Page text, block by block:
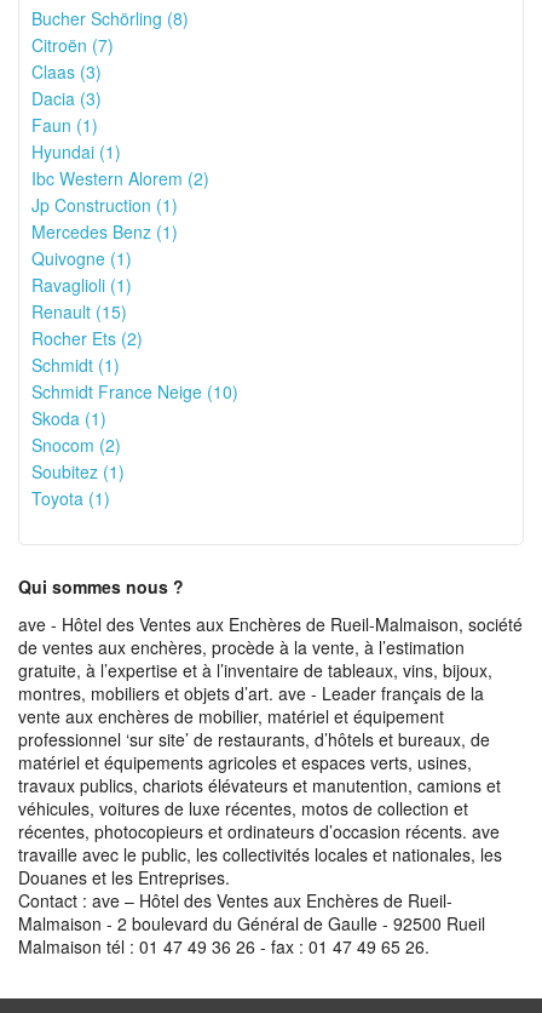
Bucher Schörling (8)
Citroën (7)
Claas (3)
Dacia (3)
Faun (1)
Hyundai (1)
Ibc Western Alorem (2)
Jp Construction (1)
Mercedes Benz (1)
Quivogne (1)
Ravaglioli (1)
Renault (15)
Rocher Ets (2)
Schmidt (1)
Schmidt France Neige (10)
Skoda (1)
Snocom (2)
Soubitez (1)
Toyota (1)
Qui sommes nous ?
ave - Hôtel des Ventes aux Enchères de Rueil-Malmaison, société
de ventes aux enchères, procède à la vente, à l’estimation
gratuite, à l’expertise et à l’inventaire de tableaux, vins, bijoux,
montres, mobiliers et objets d’art. ave - Leader français de la
vente aux enchères de mobilier, matériel et équipement
professionnel ‘sur site’ de restaurants, d’hôtels et bureaux, de
matériel et équipements agricoles et espaces verts, usines,
travaux publics, chariots élévateurs et manutention, camions et
véhicules, voitures de luxe récentes, motos de collection et
récentes, photocopieurs et ordinateurs d’occasion récents. ave
travaille avec le public, les collectivités locales et nationales, les
Douanes et les Entreprises.
Contact : ave – Hôtel des Ventes aux Enchères de Rueil-
Malmaison - 2 boulevard du Général de Gaulle - 92500 Rueil
Malmaison tél : 01 47 49 36 26 - fax : 01 47 49 65 26.